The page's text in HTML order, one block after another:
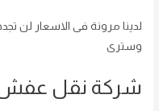
لدينا مرونة فى الاسعار لن
وسترى
شركة نقل عفش